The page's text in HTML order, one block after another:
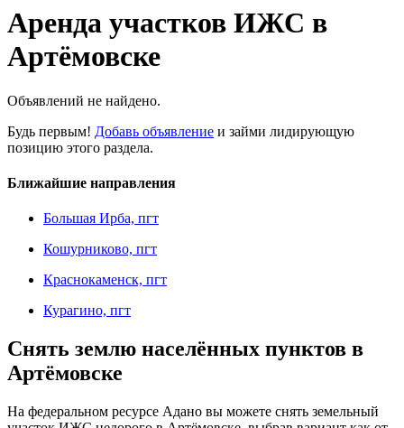
Аренда участков ИЖС в
Артёмовске
Объявлений не найдено.
Будь первым! Добавь объявление и займи лидирующую
позицию этого раздела.
Ближайшие направления
Большая Ирба, пгт
Кошурниково, пгт
Краснокаменск, пгт
Курагино, пгт
Снять землю населённых пунктов в
Артёмовске
На федеральном ресурсе Адано вы можете снять земельный